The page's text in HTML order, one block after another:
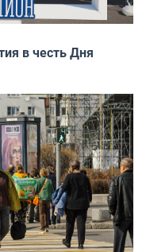
в честь Дня